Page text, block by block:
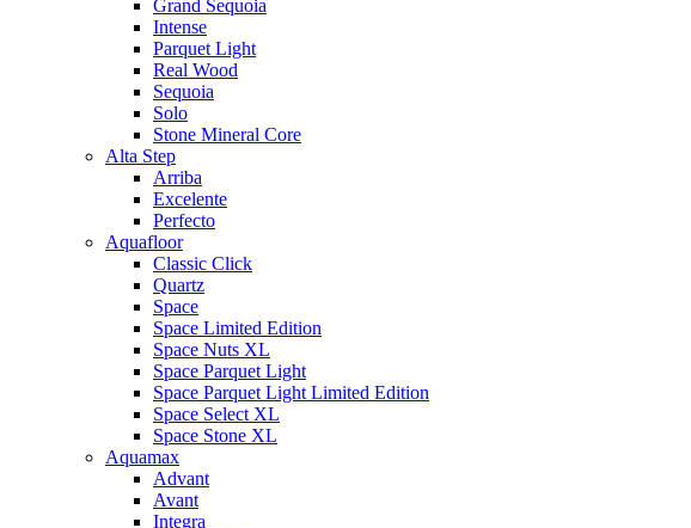
Grand Sequoia
Intense
Parquet Light
Real Wood
Sequoia
Solo
Stone Mineral Core
Alta Step
Arriba
Excelente
Perfecto
Aquafloor
Classic Click
Quartz
Space
Space Limited Edition
Space Nuts XL
Space Parquet Light
Space Parquet Light Limited Edition
Space Select XL
Space Stone XL
Aquamax
Advant
Avant
Integra